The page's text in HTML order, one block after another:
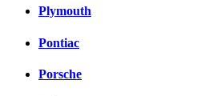
Plymouth
Pontiac
Porsche